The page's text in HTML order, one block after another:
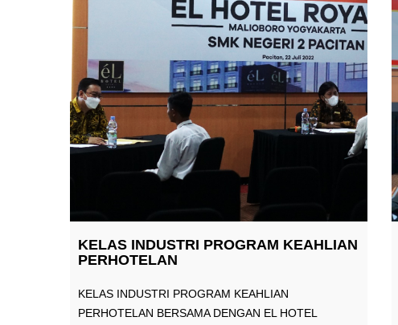
KELAS INDUSTRI PROGRAM KEAHLIAN
PERHOTELAN
KELAS INDUSTRI PROGRAM KEAHLIAN
PERHOTELAN BERSAMA DENGAN EL HOTEL